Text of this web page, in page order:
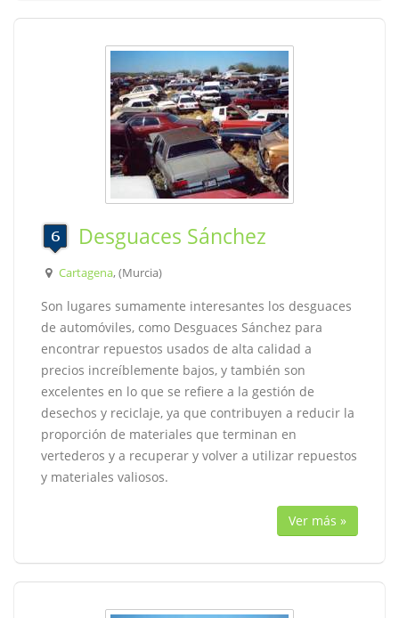
Desguaces Sánchez
Cartagena, (Murcia)
Son lugares sumamente interesantes los desguaces
de automóviles, como Desguaces Sánchez para
encontrar repuestos usados de alta calidad a
precios increíblemente bajos, y también son
excelentes en lo que se refiere a la gestión de
desechos y reciclaje, ya que contribuyen a reducir la
proporción de materiales que terminan en
vertederos y a recuperar y volver a utilizar repuestos
y materiales valiosos.
Ver más »